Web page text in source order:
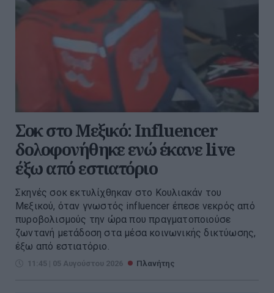
Σοκ στο Μεξικό: Influencer
δολοφονήθηκε ενώ έκανε live
έξω από εστιατόριο
Σκηνές σοκ εκτυλίχθηκαν στο Κουλιακάν του
Μεξικού, όταν γνωστός influencer έπεσε νεκρός από
πυροβολισμούς την ώρα που πραγματοποιούσε
ζωντανή μετάδοση στα μέσα κοινωνικής δικτύωσης,
έξω από εστιατόριο.
11:45 | 05 Αυγούστου 2026 Πλανήτης